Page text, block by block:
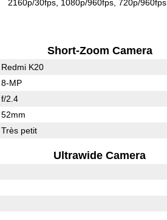
2160p/30fps 1080p/960fps 720p/960fps
Short-Zoom Camera
Redmi K20
8-MP
f/2.4
52mm
Très petit
Ultrawide Camera